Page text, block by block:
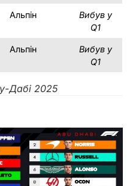
Альпін
Вибув у
Q1
Альпін
Вибув у
Q1
Дабі 2025